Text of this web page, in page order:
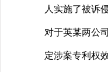
人实施了被诉
对于英某两公
定涉案专利权